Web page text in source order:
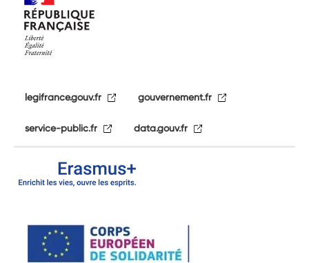
legifrance.gouv.fr gouvernement.fr
service-public.fr data.gouv.fr